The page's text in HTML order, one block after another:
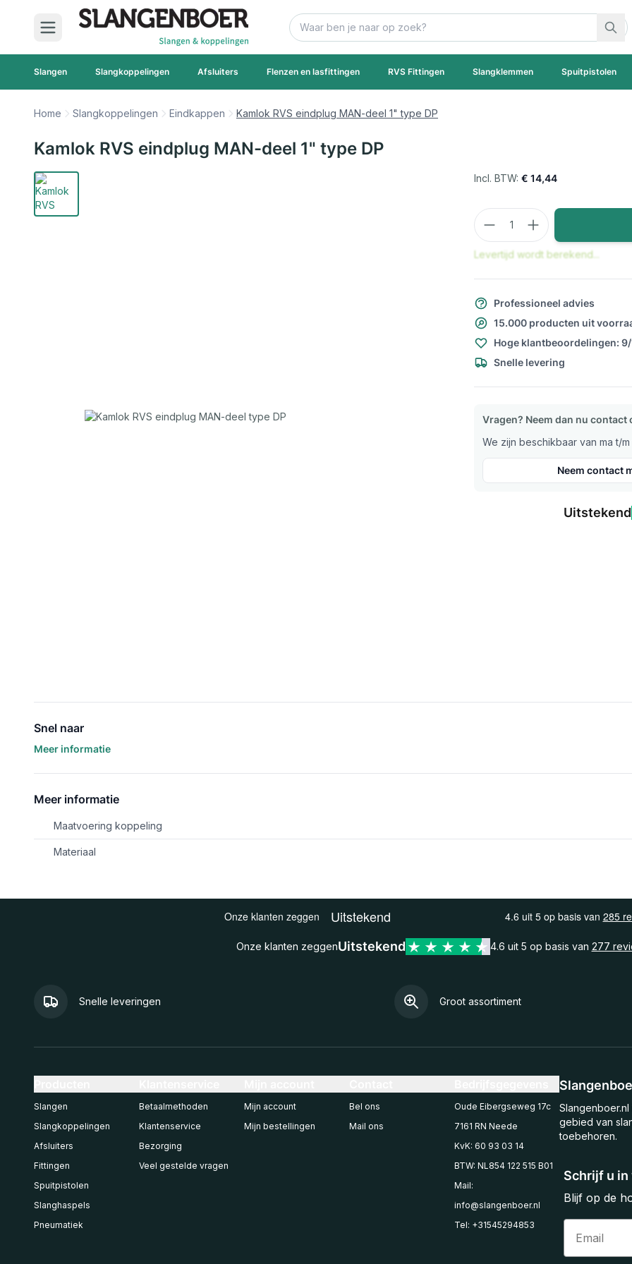
Ga naar de inhoud
Zoek
Slangen Slangkoppelingen Afsluiters Flenzen en lasfittingen RVS Fittingen Slangklemmen Spuitpistolen
Home Slangkoppelingen Eindkappen Kamlok RVS eindplug MAN-deel 1" type DP
Kamlok RVS eindplug MAN-deel 1" type DP
€ 14,44
Aantal
Levertijd wordt berekend...
Professioneel advies
15.000 producten uit
Hoge klantbeoordelingen:
Snelle levering
Vragen? Neem dan nu contact
We zijn beschikbaar van ma t/
Neem contact
Uitstekend
Snel naar
Meer informatie
Meer informatie
Maatvoering koppeling
Materiaal
Onze klanten zeggenUitstekend 4.6 uit 5 op basis van 277
Snelle leveringen Groot assortiment
Schrijf u
Blijf op de
Email
gebied van
toebehoren.
Slangen
Slangkoppelingen
Afsluiters
Fittingen
Spuitpistolen
Slanghaspels
Pneumatiek
Betaalmethoden
Klantenservice
Bezorging
Veel gestelde vragen
Mijn account
Mijn bestellingen
Bel ons
Mail ons
Oude Eibergseweg 17c
7161 RN Neede
KvK: 60 93 03 14
BTW: NL854 122 515 B01
Mail:
info@slangenboer.nl
Tel: +31545294853